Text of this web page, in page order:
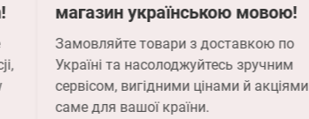
магазин українською мовою!
Замовляйте товари з доставкою по
Україні та насолоджуйтесь зручним
сервісом, вигідними цінами й акціями
саме для вашої країни.